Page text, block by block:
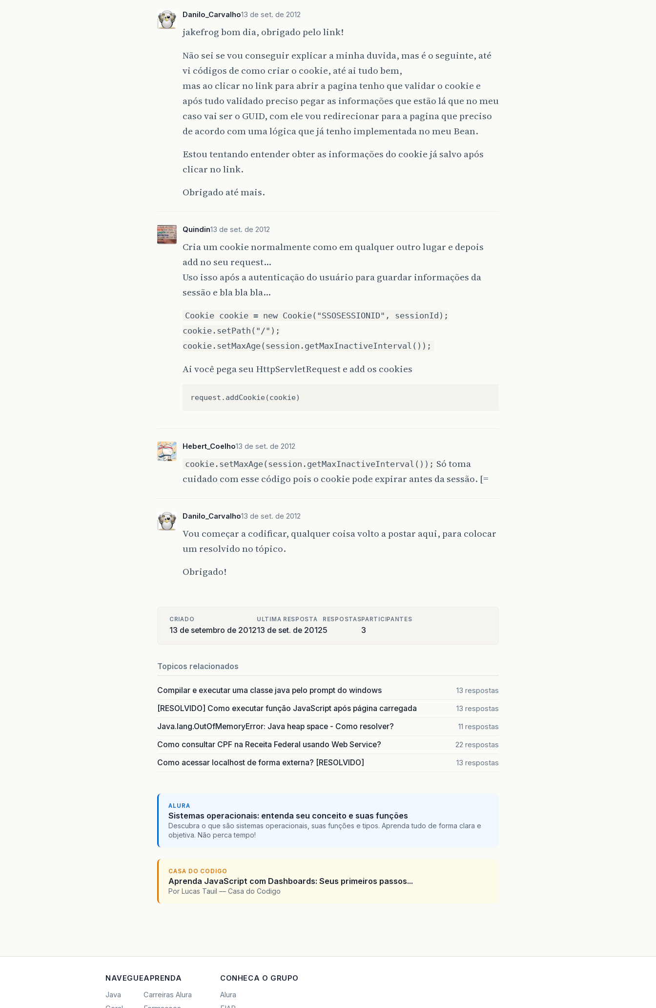
Danilo_Carvalho13 de set. de 2012
jakefrog bom dia, obrigado pelo link!
Não sei se vou conseguir explicar a minha duvida, mas é o seguinte, até
vi códigos de como criar o cookie, até ai tudo bem,
mas ao clicar no link para abrir a pagina tenho que validar o cookie e
após tudo validado preciso pegar as informações que estão lá que no meu
caso vai ser o GUID, com ele vou redirecionar para a pagina que preciso
de acordo com uma lógica que já tenho implementada no meu Bean.
Estou tentando entender obter as informações do cookie já salvo após
clicar no link.
Obrigado até mais.
Quindin13 de set. de 2012
Cria um cookie normalmente como em qualquer outro lugar e depois
add no seu request…
Uso isso após a autenticação do usuário para guardar informações da
sessão e bla bla bla…
Cookie cookie = new Cookie("SSOSESSIONID", sessionId);
cookie.setPath("/");
cookie.setMaxAge(session.getMaxInactiveInterval());
Ai você pega seu HttpServletRequest e add os cookies
Hebert_Coelho13 de set. de 2012
cookie.setMaxAge(session.getMaxInactiveInterval()); Só toma
cuidado com esse código pois o cookie pode expirar antes da sessão. [=
Danilo_Carvalho13 de set. de 2012
Vou começar a codificar, qualquer coisa volto a postar aqui, para colocar
um resolvido no tópico.
Obrigado!
CRIADO
13 de setembro de 2012
ULTIMA RESPOSTA
13 de set. de 2012
RESPOSTAS
5
PARTICIPANTES
3
Topicos relacionados
Compilar e executar uma classe java pelo prompt do windows 13 respostas
[RESOLVIDO] Como executar função JavaScript após página carregada 13 respostas
Java.lang.OutOfMemoryError: Java heap space - Como resolver? 11 respostas
Como consultar CPF na Receita Federal usando Web Service? 22 respostas
Como acessar localhost de forma externa? [RESOLVIDO] 13 respostas
ALURA
Sistemas operacionais: entenda seu conceito e suas funções
Descubra o que são sistemas operacionais, suas funções e tipos. Aprenda tudo de forma clara e
objetiva. Não perca tempo!
CASA DO CODIGO
Aprenda JavaScript com Dashboards: Seus primeiros passos...
Por Lucas Tauil — Casa do Codigo
NAVEGUE
Java
APRENDA
Carreiras Alura
CONHECA O GRUPO
Alura